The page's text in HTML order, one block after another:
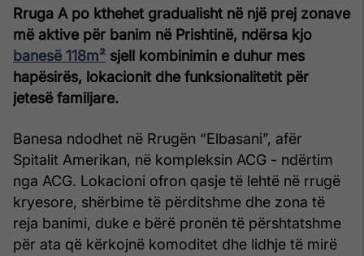
Rruga A po kthehet gradualisht në një prej zonave
më aktive për banim në Prishtinë, ndërsa kjo
banesë 118m² sjell kombinimin e duhur mes
hapësirës, lokacionit dhe funksionalitetit për
jetesë familjare.
Banesa ndodhet në Rrugën “Elbasani”, afër
Spitalit Amerikan, në kompleksin ACG - ndërtim
nga ACG. Lokacioni ofron qasje të lehtë në rrugë
kryesore, shërbime të përditshme dhe zona të
reja banimi, duke e bërë pronën të përshtatshme
për ata që kërkojnë komoditet dhe lidhje të mirë